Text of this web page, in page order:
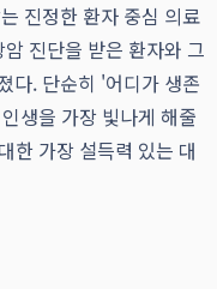
진정한 환자 중심 의료
진단을 받은 환자와 그
다. 단순히 '어디가 생존
생을 가장 빛나게 해줄
한 가장 설득력 있는 대